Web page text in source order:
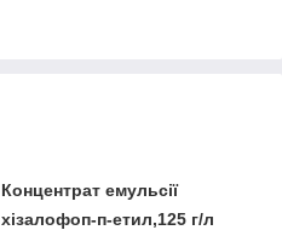
Концентрат емульсії
хізалофоп-п-етил,125 г/л